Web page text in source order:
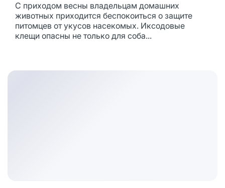
С приходом весны владельцам домашних
животных приходится беспокоиться о защите
питомцев от укусов насекомых. Иксодовые
клещи опасны не только для соба...